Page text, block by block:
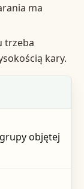
ma
trzeba
kary.
objętej